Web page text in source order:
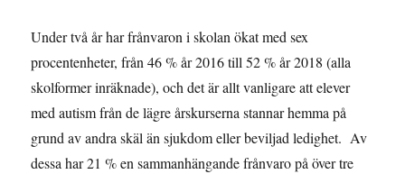
Under två år har frånvaron i skolan ökat med sex
procentenheter, från 46 % år 2016 till 52 % år 2018 (alla
skolformer inräknade), och det är allt vanligare att elever
med autism från de lägre årskurserna stannar hemma på
grund av andra skäl än sjukdom eller beviljad ledighet. Av
dessa har 21 % en sammanhängande frånvaro på över tre